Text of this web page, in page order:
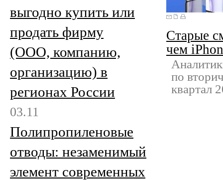
Старые
чем
по
квартал
выгодно купить или
продать фирму
(ООО, компанию,
организацию) в
регионах России
03.11
Полипропиленовые
отводы: незаменимый
элемент современных